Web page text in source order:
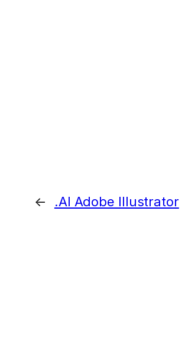
← .AI Adobe Illustrator